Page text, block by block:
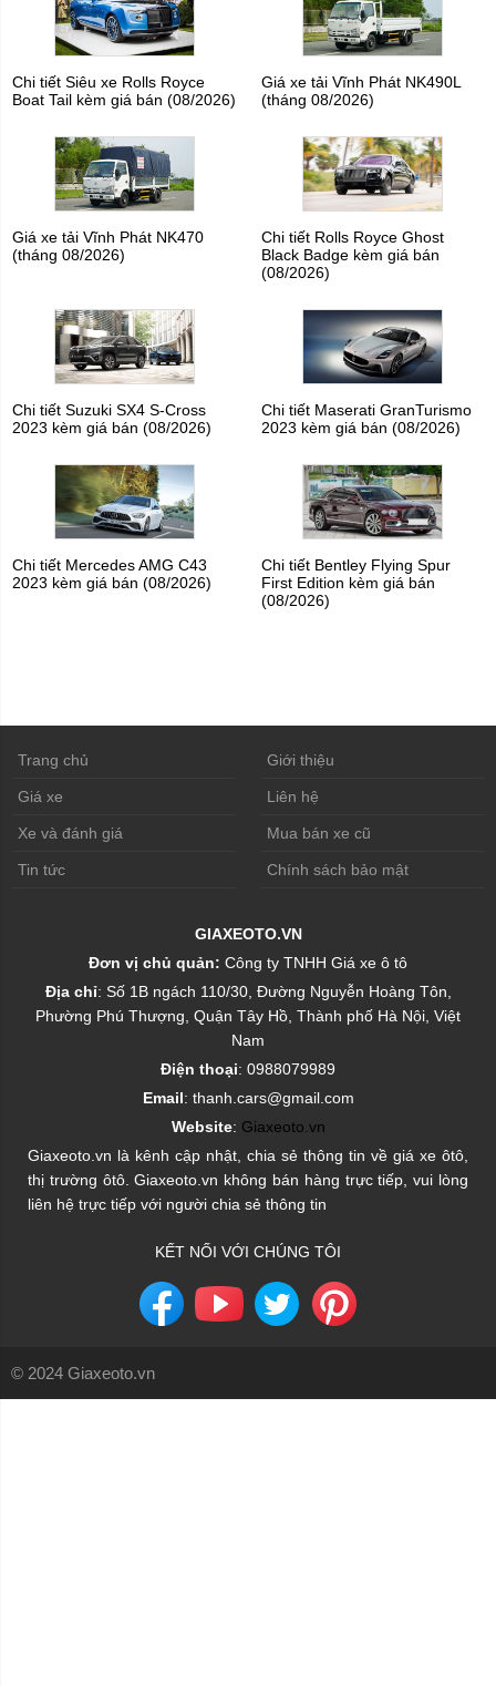
Chi tiết Siêu xe Rolls Royce
Boat Tail kèm giá bán (08/2026)
Giá xe tải Vĩnh Phát NK490L
(tháng 08/2026)
Giá xe tải Vĩnh Phát NK470
(tháng 08/2026)
Chi tiết Rolls Royce Ghost
Black Badge kèm giá bán
(08/2026)
Chi tiết Suzuki SX4 S-Cross
2023 kèm giá bán (08/2026)
Chi tiết Maserati GranTurismo
2023 kèm giá bán (08/2026)
Chi tiết Mercedes AMG C43
2023 kèm giá bán (08/2026)
Chi tiết Bentley Flying Spur
First Edition kèm giá bán
(08/2026)
Trang chủ Giới thiệu
Giá xe Liên hệ
Xe và đánh giá Mua bán xe cũ
Tin tức Chính sách bảo mật
GIAXEOTO.VN
Đơn vị chủ quản: Công ty TNHH Giá xe ô tô
Địa chỉ: Số 1B ngách 110/30, Đường Nguyễn Hoàng Tôn,
Phường Phú Thượng, Quận Tây Hồ, Thành phố Hà Nội, Việt
Nam
Điện thoại: 0988079989
Email: thanh.cars@gmail.com
Website: Giaxeoto.vn
Giaxeoto.vn là kênh cập nhật, chia sẻ thông tin về giá xe ôtô,
thị trường ôtô. Giaxeoto.vn không bán hàng trực tiếp, vui lòng
liên hệ trực tiếp với người chia sẻ thông tin
KẾT NỐI VỚI CHÚNG TÔI
© 2024 Giaxeoto.vn